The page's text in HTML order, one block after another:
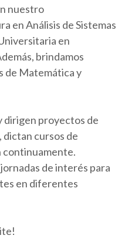
nuestro
en Análisis de Sistemas
en
brindamos
de Matemática y
dirigen proyectos de
cursos de
continuamente.
de interés para
en diferentes